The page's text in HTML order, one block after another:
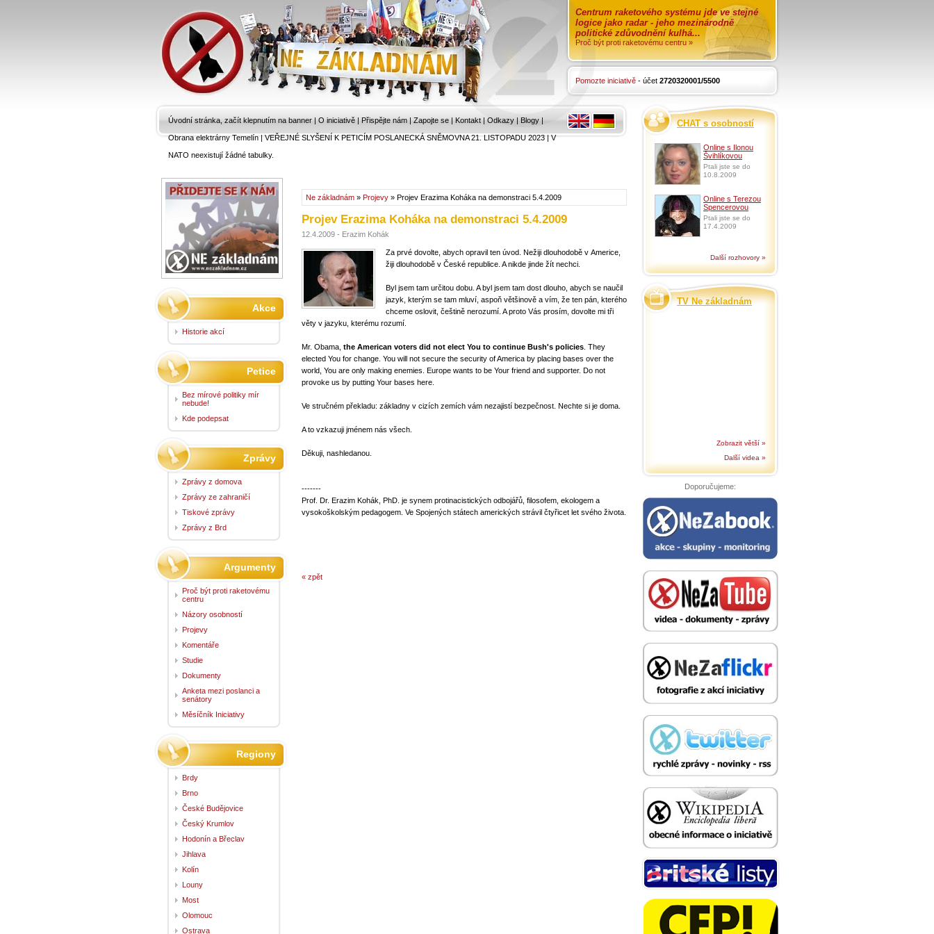
Centrum raketového systému jde ve stejné
logice jako radar - jeho mezinárodně
politické zdůvodnění kulhá...
Proč být proti raketovému centru »
Pomozte iniciativě - účet 2720320001/5500
Úvodní stránka, začít klepnutím na banner | O iniciativě | Přispějte nám | Zapojte se | Kontakt | Odkazy | Blogy |
Obrana elektrárny Temelín|VEŘEJNÉ SLYŠENÍ K PETICÍM POSLANECKÁ SNĚMOVNA 21. LISTOPADU 2023|V
NATO neexistují žádné tabulky.
Ne základnám » Projevy » Projev Erazima Koháka na demonstraci 5.4.2009
Projev Erazima Koháka na demonstraci 5.4.2009
12.4.2009 - Erazim Kohák
Za prvé dovolte, abych opravil ten úvod. Nežiji dlouhodobě v Americe,
žiji dlouhodobě v České republice. A nikde jinde žít nechci.
Byl jsem tam určitou dobu. A byl jsem tam dost dlouho, abych se naučil
jazyk, kterým se tam mluví, aspoň většinově a vím, že ten pán, kterého
chceme oslovit, češtině nerozumí. A proto Vás prosím, dovolte mi tři
věty v jazyku, kterému rozumí.
Mr. Obama, the American voters did not elect You to continue Bush's policies . They
elected You for change. You will not secure the security of America by placing bases over the
world, You are only making enemies. Europe wants to be Your friend and supporter. Do not
provoke us by putting Your bases here.
Ve stručném překladu: základny v cizích zemích vám nezajistí bezpečnost. Nechte si je doma.
A to vzkazuji jménem nás všech.
Děkuji, nashledanou.
-------
Prof. Dr. Erazim Kohák, PhD. je synem protinacistických odbojářů, filosofem, ekologem a
vysokoškolským pedagogem. Ve Spojených státech amerických strávil čtyřicet let svého života.
« zpět
Akce
Historie akcí
Petice
Bez mírové politiky mír
nebude!
Kde podepsat
Zprávy
Zprávy z domova
Zprávy ze zahraničí
Tiskové zprávy
Zprávy z Brd
Argumenty
Proč být proti raketovému
centru
Názory osobností
Projevy
Komentáře
Studie
Dokumenty
Anketa mezi poslanci a
senátory
Měsíčník Iniciativy
Regiony
Brdy
Brno
České Budějovice
Český Krumlov
Hodonín a Břeclav
Jihlava
Kolín
Louny
Most
Olomouc
Ostrava
CHAT s osobností
Online s Ilonou
Švihlíkovou
Ptali jste se do
10.8.2009
Online s Terezou
Spencerovou
Ptali jste se do
17.4.2009
Další rozhovory »
TV Ne základnám
Zobrazit větší »
Další videa »
Doporučujeme: